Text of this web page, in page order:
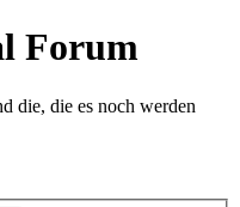
Forum
die, die es noch werden